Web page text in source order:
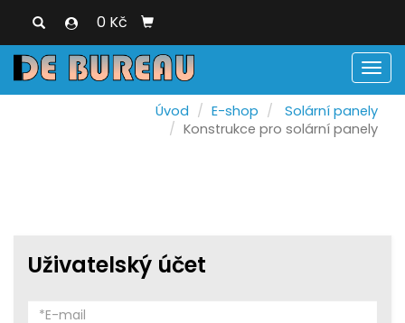
0 Kč
Úvod E-shop
Solární panely
Konstrukce pro solární panely
Uživatelský účet